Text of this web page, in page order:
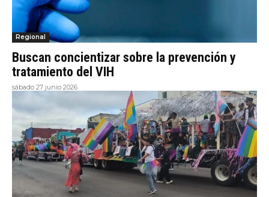
Regional
Buscan concientizar sobre la prevención y
tratamiento del VIH
sábado 27 junio 2026